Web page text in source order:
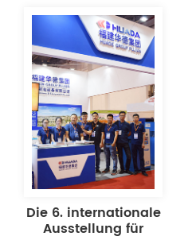
Die 6. internationale
Ausstellung für